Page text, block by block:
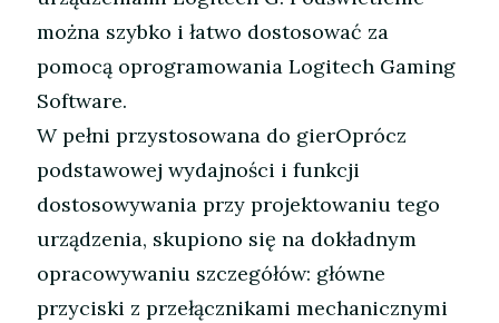
można szybko i łatwo dostosować za
pomocą oprogramowania Logitech Gaming
Software.
W pełni przystosowana do gierOprócz
podstawowej wydajności i funkcji
dostosowywania przy projektowaniu tego
urządzenia, skupiono się na dokładnym
opracowywaniu szczegółów: główne
przyciski z przełącznikami mechanicznymi